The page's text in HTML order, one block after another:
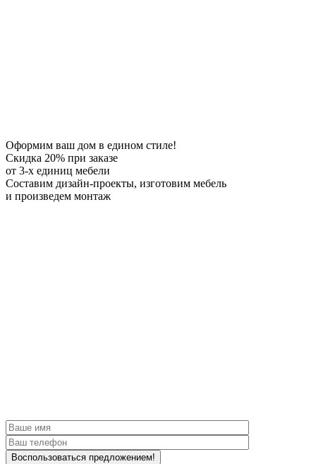
Оформим ваш дом в едином стиле!
Скидка 20% при заказе
от 3-х единиц мебели
Составим дизайн-проекты, изготовим мебель
и произведем монтаж